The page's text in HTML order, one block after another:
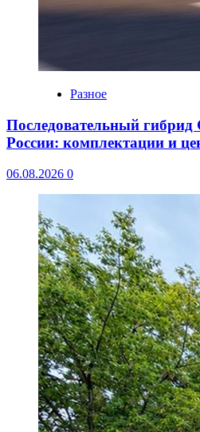
Разное
Последовательный гибрид
России: комплектации и
06.08.2026 0